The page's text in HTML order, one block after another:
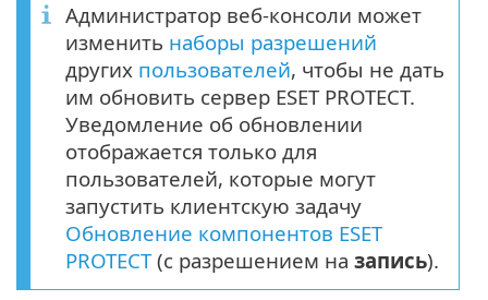
Администратор веб-консоли может
изменить наборы разрешений
других пользователей, чтобы не дать
им обновить сервер ESET PROTECT.
Уведомление об обновлении
отображается только для
пользователей, которые могут
запустить клиентскую задачу
Обновление компонентов ESET
PROTECT(с разрешением на запись).